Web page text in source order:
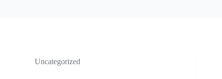
Uncategorized